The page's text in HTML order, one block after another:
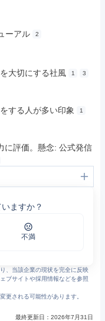
ーアル 2
大切にする社風
1
3
する人が多い印象
1
に評価。懸念: 公式発信
プライムにおまかせ
テンはプライムにおまかせ
ますか？
不満
、当該企業の現状を完全に反映
ブサイトや採用情報などを参照
更される可能性があります。
最終更新日： 2026年7月31日